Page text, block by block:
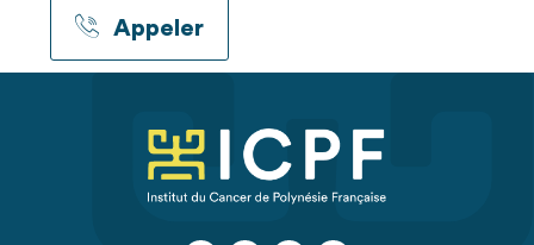
Appeler